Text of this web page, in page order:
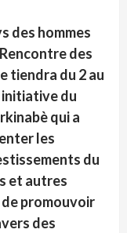
des hommes
des
tiendra du 2 au
initiative du
qui a
les
du
et autres
promouvoir
des